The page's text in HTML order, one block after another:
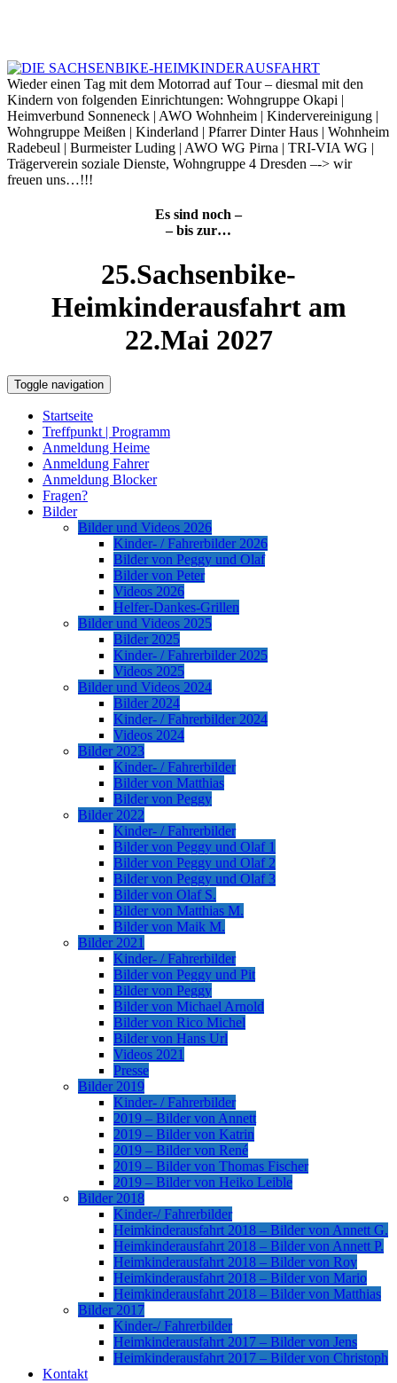
Wieder einen Tag mit dem Motorrad auf Tour – diesmal mit den
Kindern von folgenden Einrichtungen: Wohngruppe Okapi |
Heimverbund Sonneneck | AWO Wohnheim | Kindervereinigung |
Wohngruppe Meißen | Kinderland | Pfarrer Dinter Haus | Wohnheim
Radebeul | Burmeister Luding | AWO WG Pirna | TRI-VIA WG |
Trägerverein soziale Dienste, Wohngruppe 4 Dresden –-> wir
freuen uns…!!!
Es sind noch –
– bis zur…
25.Sachsenbike-
Heimkinderausfahrt am
22.Mai 2027
Toggle navigation
Startseite
Treffpunkt | Programm
Anmeldung Heime
Anmeldung Fahrer
Anmeldung Blocker
Fragen?
Bilder
Bilder und Videos 2026
Kinder- / Fahrerbilder 2026
Bilder von Peggy und Olaf
Bilder von Peter
Videos 2026
Helfer-Dankes-Grillen
Bilder und Videos 2025
Bilder 2025
Kinder- / Fahrerbilder 2025
Videos 2025
Bilder und Videos 2024
Bilder 2024
Kinder- / Fahrerbilder 2024
Videos 2024
Bilder 2023
Kinder- / Fahrerbilder
Bilder von Matthias
Bilder von Peggy
Bilder 2022
Kinder- / Fahrerbilder
Bilder von Peggy und Olaf 1
Bilder von Peggy und Olaf 2
Bilder von Peggy und Olaf 3
Bilder von Olaf S.
Bilder von Matthias M.
Bilder von Maik M.
Bilder 2021
Kinder- / Fahrerbilder
Bilder von Peggy und Pit
Bilder von Peggy
Bilder von Michael Arnold
Bilder von Rico Michel
Bilder von Hans Url
Videos 2021
Presse
Bilder 2019
Kinder- / Fahrerbilder
2019 – Bilder von Annett
2019 – Bilder von Katrin
2019 – Bilder von René
2019 – Bilder von Thomas Fischer
2019 – Bilder von Heiko Leible
Bilder 2018
Kinder-/ Fahrerbilder
Heimkinderausfahrt 2018 – Bilder von Annett G.
Heimkinderausfahrt 2018 – Bilder von Annett P.
Heimkinderausfahrt 2018 – Bilder von Roy
Heimkinderausfahrt 2018 – Bilder von Mario
Heimkinderausfahrt 2018 – Bilder von Matthias
Bilder 2017
Kinder-/ Fahrerbilder
Heimkinderausfahrt 2017 – Bilder von Jens
Heimkinderausfahrt 2017 – Bilder von Christoph
Kontakt